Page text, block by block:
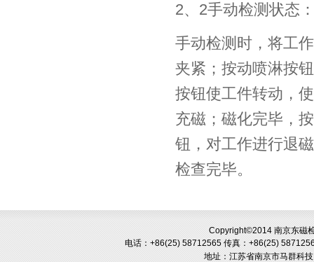
2、2手动检测状态
手动检测时，将工
夹紧；按动喷淋按
按钮使工件转动，
充磁；磁化完毕，
钮，对工作进行退
检查完毕。
Copyright©2014 南京东磁
电话：+86(25) 58712565 传真：+86(25)
地址： 江苏省南京市马群科